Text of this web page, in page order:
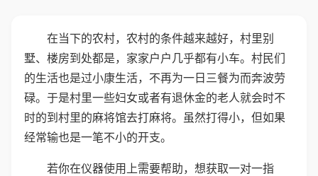
在当下的农村，农村的条件越来越好，村里别
墅、楼房到处都是，家家户户几乎都有小车。村民们
的生活也是过小康生活，不再为一日三餐为而奔波劳
碌。于是村里一些妇女或者有退休金的老人就会时不
时的到村里的麻将馆去打麻将。虽然打得小，但如果
经常输也是一笔不小的开支。
若你在仪器使用上需要帮助，想获取一对一指